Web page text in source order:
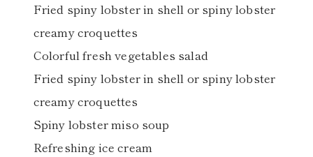
（中納言厨房）
Fried spiny lobster in shell or spiny lobster
creamy croquettes
Colorful fresh vegetables salad
Fried spiny lobster in shell or spiny lobster
creamy croquettes
Spiny lobster miso soup
Refreshing ice cream